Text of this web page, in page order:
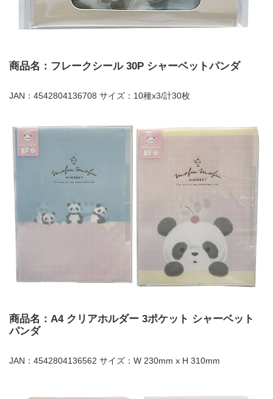
商品名：フレークシール 30P シャーベットパンダ
JAN：4542804136708 サイズ：10種x3/計30枚
商品名：A4 クリアホルダー 3ポケット シャーベット
パンダ
JAN：4542804136562 サイズ：W 230mm x H 310mm